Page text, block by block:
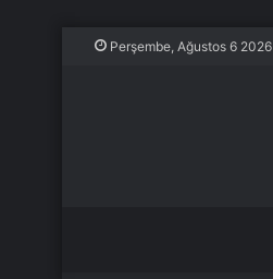
Perşembe, Ağustos 6 2026